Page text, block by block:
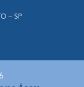
– SP